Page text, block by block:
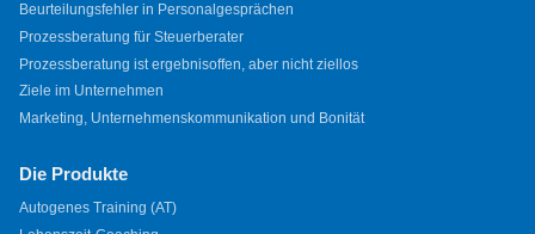
Beurteilungsfehler in Personalgesprächen
Prozessberatung für Steuerberater
Prozessberatung ist ergebnisoffen, aber nicht ziellos
Ziele im Unternehmen
Marketing, Unternehmenskommunikation und Bonität
Die Produkte
Autogenes Training (AT)